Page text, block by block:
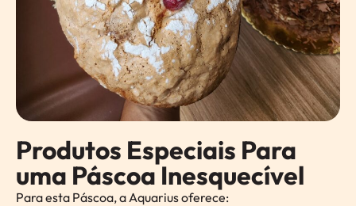
Produtos Especiais Para
uma Páscoa Inesquecível
Para esta Páscoa, a Aquarius oferece: